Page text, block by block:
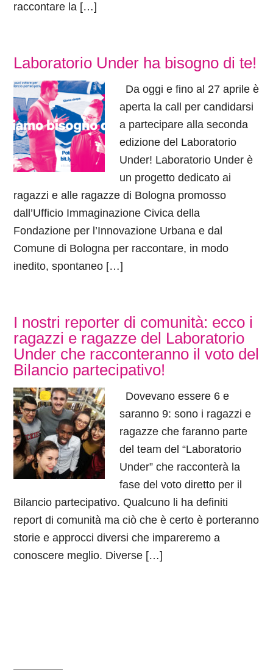
raccontare la […]
Laboratorio Under ha bisogno di te!
Da oggi e fino al 27 aprile è
aperta la call per candidarsi
a partecipare alla seconda
edizione del Laboratorio
Under! Laboratorio Under è
un progetto dedicato ai
ragazzi e alle ragazze di Bologna promosso
dall’Ufficio Immaginazione Civica della
Fondazione per l’Innovazione Urbana e dal
Comune di Bologna per raccontare, in modo
inedito, spontaneo […]
I nostri reporter di comunità: ecco i
ragazzi e ragazze del Laboratorio
Under che racconteranno il voto del
Bilancio partecipativo!
Dovevano essere 6 e
saranno 9: sono i ragazzi e
ragazze che faranno parte
del team del “Laboratorio
Under” che racconterà la
fase del voto diretto per il
Bilancio partecipativo. Qualcuno li ha definiti
report di comunità ma ciò che è certo è porteranno
storie e approcci diversi che impareremo a
conoscere meglio. Diverse […]